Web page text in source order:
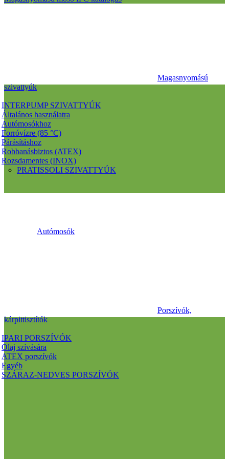
Magasnyomású
szivattyúk
INTERPUMP SZIVATTYÚK
Általános használatra
Autómosókhoz
Forróvízre (85 °C)
Párásításhoz
Robbanásbiztos (ATEX)
Rozsdamentes (INOX)
PRATISSOLI SZIVATTYÚK
Autómosók
Porszívók,
kárpittisztítók
IPARI PORSZÍVÓK
Olaj szívására
ATEX porszívók
Egyéb
SZÁRAZ-NEDVES PORSZÍVÓK